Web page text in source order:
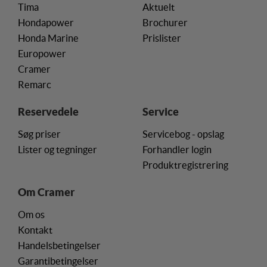
Tima
Hondapower
Honda Marine
Europower
Cramer
Remarc
Aktuelt
Brochurer
Prislister
Reservedele
Søg priser
Lister og tegninger
Service
Servicebog - opslag
Forhandler login
Produktregistrering
Om Cramer
Om os
Kontakt
Handelsbetingelser
Garantibetingelser